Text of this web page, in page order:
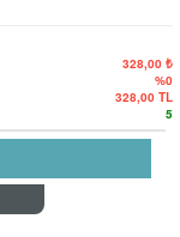
328,00 ₺
%0
328,00 TL
5